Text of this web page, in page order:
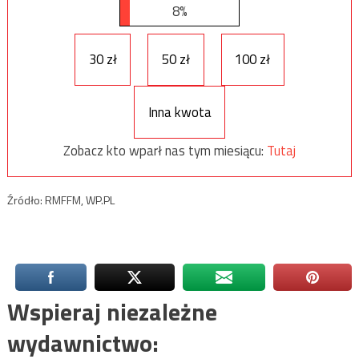
8%
30 zł 50 zł 100 zł
Inna kwota
Zobacz kto wparł nas tym miesiącu: Tutaj
Źródło: RMFFM, WP.PL
Wspieraj niezależne
wydawnictwo: